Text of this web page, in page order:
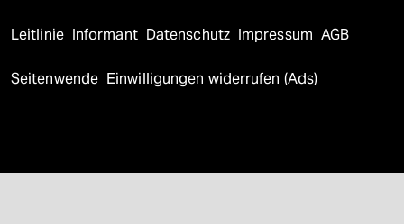
Leitlinie Informant Datenschutz Impressum AGB
Seitenwende Einwilligungen widerrufen (Ads)